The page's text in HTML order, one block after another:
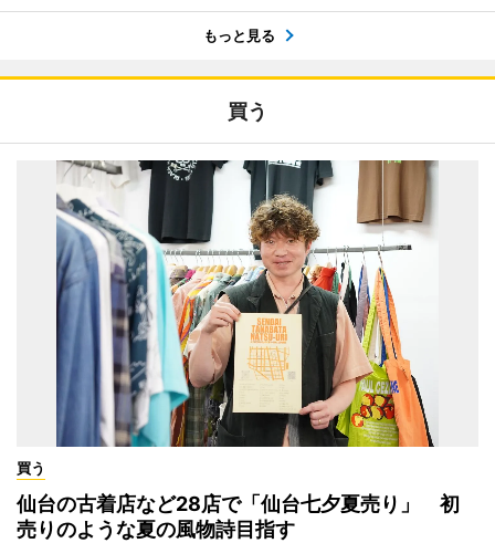
もっと見る
買う
買う
仙台の古着店など28店で「仙台七夕夏売り」 初
売りのような夏の風物詩目指す